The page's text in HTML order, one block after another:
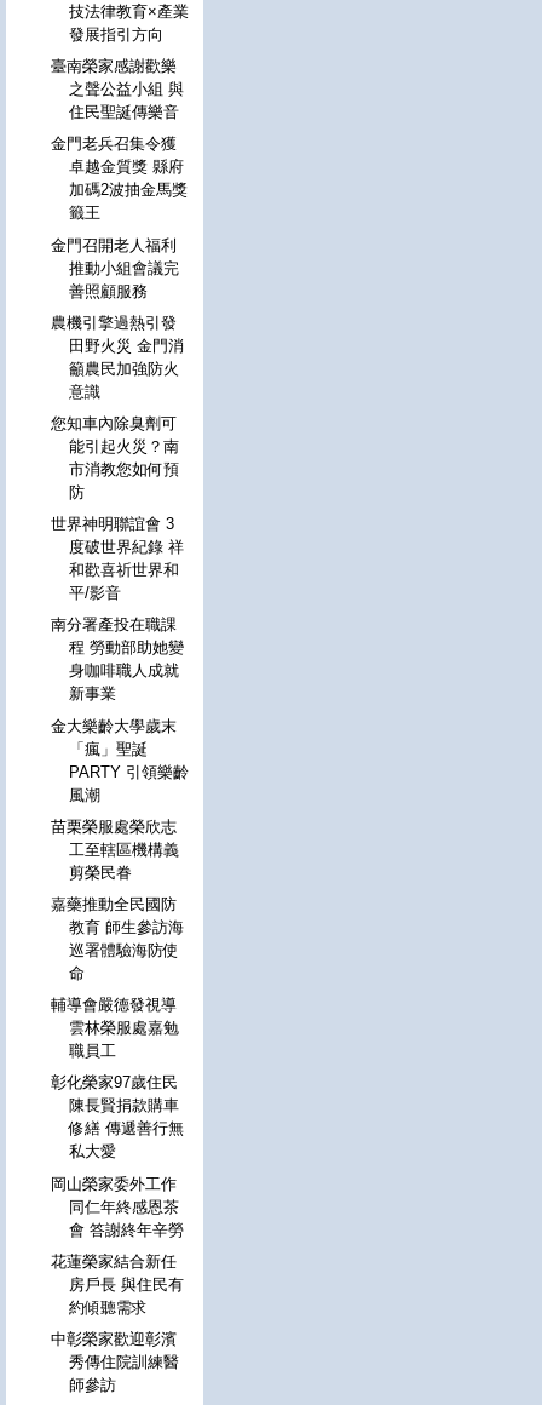
技法律教育×產業
發展指引方向
臺南榮家感謝歡樂
之聲公益小組 與
住民聖誕傳樂音
金門老兵召集令獲
卓越金質獎 縣府
加碼2波抽金馬獎
籤王
金門召開老人福利
推動小組會議完
善照顧服務
農機引擎過熱引發
田野火災 金門消
籲農民加強防火
意識
您知車內除臭劑可
能引起火災？南
市消教您如何預
防
世界神明聯誼會 3
度破世界紀錄 祥
和歡喜祈世界和
平/影音
南分署產投在職課
程 勞動部助她變
身咖啡職人成就
新事業
金大樂齡大學歲末
「瘋」聖誕
PARTY 引領樂齡
風潮
苗栗榮服處榮欣志
工至轄區機構義
剪榮民眷
嘉藥推動全民國防
教育 師生參訪海
巡署體驗海防使
命
輔導會嚴德發視導
雲林榮服處嘉勉
職員工
彰化榮家97歲住民
陳長賢捐款購車
修繕 傳遞善行無
私大愛
岡山榮家委外工作
同仁年終感恩茶
會 答謝終年辛勞
花蓮榮家結合新任
房戶長 與住民有
約傾聽需求
中彰榮家歡迎彰濱
秀傳住院訓練醫
師參訪